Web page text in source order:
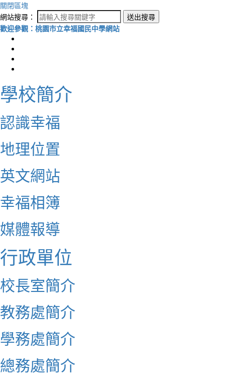
關閉區塊
網站搜尋：
送出搜尋
歡迎參觀：桃園市立幸福國民中學網站
學校簡介
認識幸福
地理位置
英文網站
幸福相簿
媒體報導
行政單位
校長室簡介
教務處簡介
學務處簡介
總務處簡介